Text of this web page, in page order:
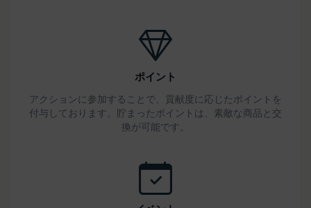
ポイント
アクションに参加することで、貢献度に応じたポイントを
付与しております。貯まったポイントは、素敵な商品と交
換が可能です。
および義務並びに会員の登録事項その他の情報を当
し、会員は、かかる譲渡につき本項においてあらか
じめ同意したものとします。なお、本項に定める事
業譲渡には、通常の事業譲渡のみならず、会社分割
ます。
第15条（第三者への委託）
します。ただし、当社は、これにより、会員に対す
る義務を免れることはできないものとします。